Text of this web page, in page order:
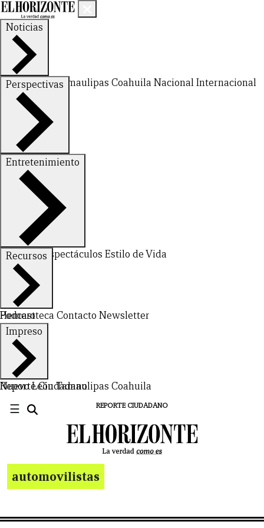
Noticias
Nuevo LeónTamaulipas Coahuila NacionalInternacional
Perspectivas
FinanzasOpinión
Entretenimiento
DeportesEspectáculos Estilo de Vida
Recursos
Hemeroteca Contacto Newsletter
Podcast
Impreso
Nuevo LeónTamaulipas Coahuila
Reporte Ciudadano
☰ REPORTE CIUDADANO
automovilistas